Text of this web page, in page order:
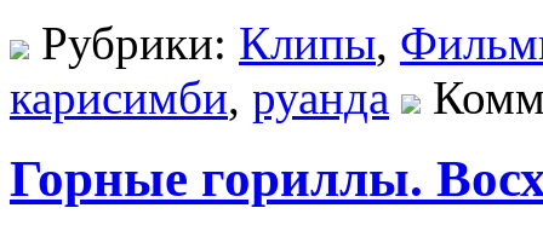
Рубрики: Клипы,
карисимби, руанда
Горные гориллы.